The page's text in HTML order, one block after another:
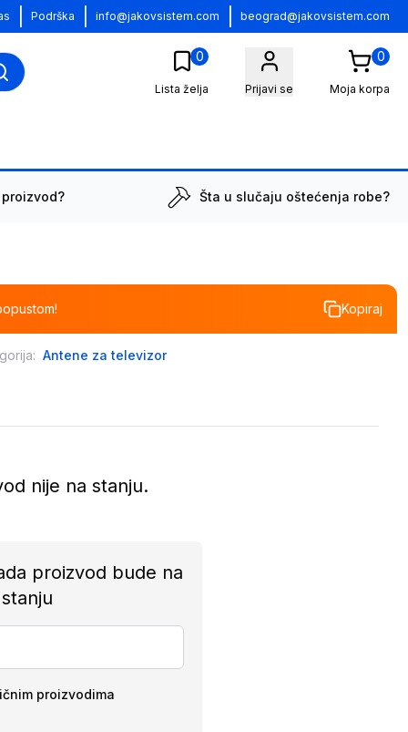
Podrška info@jakovsistem.com beograd@jakovsistem.com
0
Lista želja Prijavi se
0
Moja korpa
Šta u slučaju oštećenja robe?
Kopiraj
Antene za televizor
nije na stanju.
proizvod bude na
stanju
proizvodima